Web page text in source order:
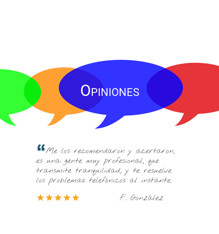
Opiniones
Me los recomendaron y acertaron,
es una gente muy profesional, que
transmite tranquilidad, y te resuelve
los problemas telefónicos al instante.
F. González